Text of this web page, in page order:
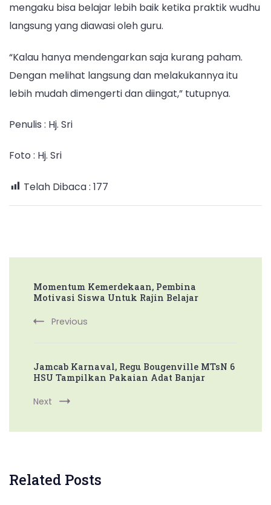
mengaku bisa belajar lebih baik ketika praktik wudhu
langsung yang diawasi oleh guru.
“Kalau hanya mendengarkan saja kurang paham.
Dengan melihat langsung dan melakukannya itu
lebih mudah dimengerti dan diingat,” tutupnya.
Penulis : Hj. Sri
Foto : Hj. Sri
Telah Dibaca : 177
Navigation
Momentum Kemerdekaan, Pembina
Motivasi Siswa Untuk Rajin Belajar
Previous
Jamcab Karnaval, Regu Bougenville MTsN 6
HSU Tampilkan Pakaian Adat Banjar
Next
Related Posts